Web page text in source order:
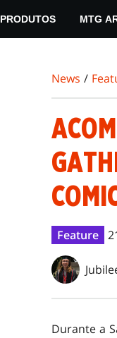
PRODUTOS MTG
News /
Feature
Durante a